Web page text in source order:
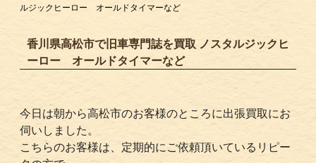
ルジックヒーロー オールドタイマーなど
香川県高松市で旧車専門誌を買取 ノスタルジックヒ
ーロー オールドタイマーなど
今日は朝から高松市のお客様のところに出張買取にお
伺いしました。
こちらのお客様は、定期的にご依頼頂いているリピー